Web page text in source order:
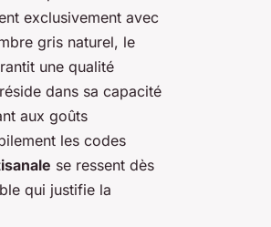
exclusivement avec
gris naturel, le
une qualité
dans sa capacité
aux goûts
les codes
se ressent dès
qui justifie la